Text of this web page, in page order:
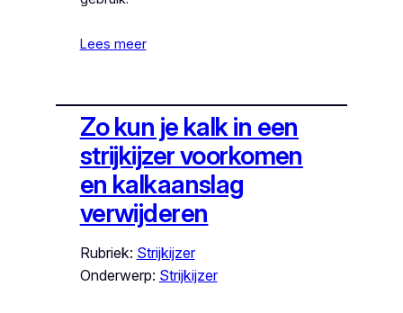
Lees meer
Zo kun je kalk in een
strijkijzer voorkomen
en kalkaanslag
verwijderen
Rubriek: Strijkijzer
Onderwerp: Strijkijzer